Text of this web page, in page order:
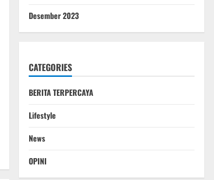
Desember 2023
CATEGORIES
BERITA TERPERCAYA
Lifestyle
News
OPINI